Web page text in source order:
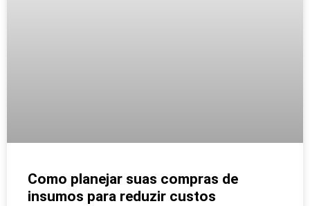
Como planejar suas compras de
insumos para reduzir custos